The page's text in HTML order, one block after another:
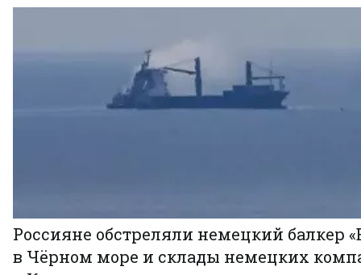
Россияне обстреляли немецкий балкер
в Чёрном море и склады немецких